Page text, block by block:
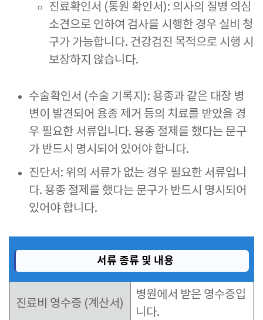
진료확인서 (통원 확인서): 의사의 질병 의심
소견으로 인하여 검사를 시행한 경우 실비 청
구가 가능합니다. 건강검진 목적으로 시행 시
보장하지 않습니다.
수술확인서 (수술 기록지): 용종과 같은 대장 병
변이 발견되어 용종 제거 등의 치료를 받았을 경
우 필요한 서류입니다. 용종 절제를 했다는 문구
가 반드시 명시되어 있어야 합니다.
진단서: 위의 서류가 없는 경우 필요한 서류입니
다. 용종 절제를 했다는 문구가 반드시 명시되어
있어야 합니다.
서류 종류 및 내용
진료비 영수증 (계산서)
병원에서 받은 영수증입
니다.